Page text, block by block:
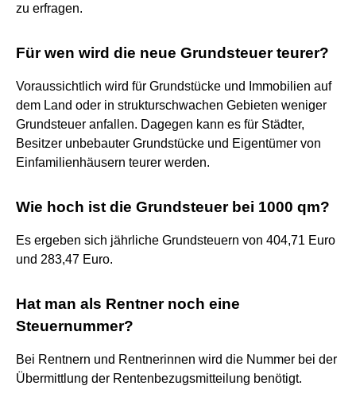
zu erfragen.
Für wen wird die neue Grundsteuer teurer?
Voraussichtlich wird für Grundstücke und Immobilien auf
dem Land oder in strukturschwachen Gebieten weniger
Grundsteuer anfallen. Dagegen kann es für Städter,
Besitzer unbebauter Grundstücke und Eigentümer von
Einfamilienhäusern teurer werden.
Wie hoch ist die Grundsteuer bei 1000 qm?
Es ergeben sich jährliche Grundsteuern von 404,71 Euro
und 283,47 Euro.
Hat man als Rentner noch eine
Steuernummer?
Bei Rentnern und Rentnerinnen wird die Nummer bei der
Übermittlung der Rentenbezugsmitteilung benötigt.